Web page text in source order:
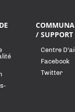
/ SUPPORT
Centre
Facebook
Twitter